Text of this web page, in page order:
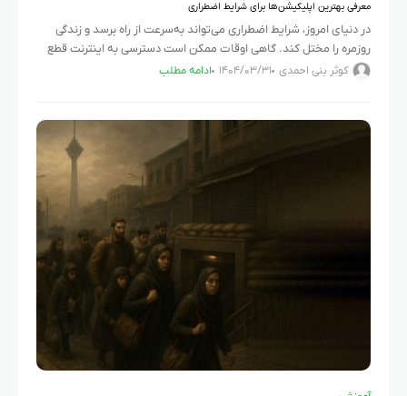
معرفی بهترین اپلیکیشن‌ها برای شرایط اضطراری
در دنیای امروز، شرایط اضطراری می‌تواند به‌سرعت از راه برسد و زندگی
روزمره را مختل کند. گاهی اوقات ممکن است دسترسی به اینترنت قطع
شود یا در شرایط بحرانی مثل
کوثر بنی احمدی ۱۴۰۴/۰۳/۳۱ ادامه مطلب